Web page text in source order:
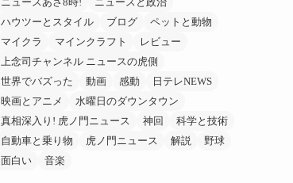
ハウツーとスタイル
ブログ
ペットと動物
マイクラ
マインクラフト
レビュー
上念司チャンネル ニュースの虎側
世界でバズった
動画 感動
日テレNEWS
映画とアニメ
水曜日のダウンタウン
真相深入り! 虎ノ門ニュース
神回
科学と技術
自動車と乗り物
虎ノ門ニュース 解説
野球
面白い
音楽